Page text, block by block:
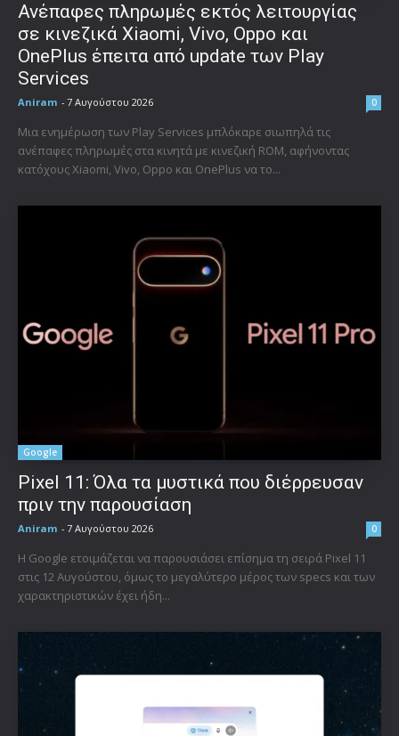
Ανέπαφες πληρωμές εκτός λειτουργίας
σε κινεζικά Xiaomi, Vivo, Oppo και
OnePlus έπειτα από update των Play
Services
Aniram - 7 Αυγούστου 2026 0
Μια ενημέρωση των Play Services μπλόκαρε σιωπηλά τις
ανέπαφες πληρωμές στα κινητά με κινεζική ROM, αφήνοντας
κατόχους Xiaomi, Vivo, Oppo και OnePlus να το...
Google
Pixel 11: Όλα τα μυστικά που διέρρευσαν
πριν την παρουσίαση
Aniram - 7 Αυγούστου 2026 0
Η Google ετοιμάζεται να παρουσιάσει επίσημα τη σειρά Pixel 11
στις 12 Αυγούστου, όμως το μεγαλύτερο μέρος των specs και των
χαρακτηριστικών έχει ήδη...